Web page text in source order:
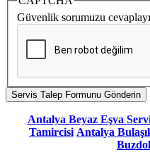
Güvenlik sorumuzu
Antalya Beyaz Eşya
Tamircisi Antalya